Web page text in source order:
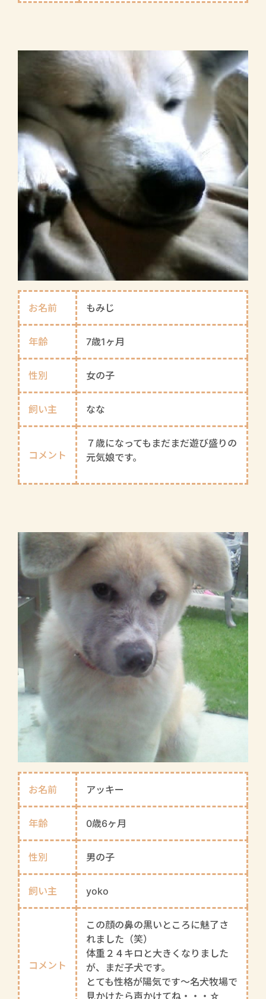
お名前 もみじ
年齢 7歳1ヶ月
性別 女の子
飼い主 なな
コメント
７歳になってもまだまだ遊び盛りの
元気娘です。
お名前 アッキー
年齢 0歳6ヶ月
性別 男の子
飼い主 yoko
コメント
この顔の鼻の黒いところに魅了さ
れました（笑）
体重２４キロと大きくなりました
が、まだ子犬です。
とても性格が陽気です～名犬牧場で
見かけたら声かけてね・・・☆